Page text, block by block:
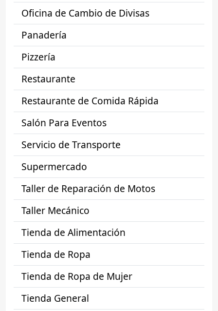
Oficina de Cambio de Divisas
Panadería
Pizzería
Restaurante
Restaurante de Comida Rápida
Salón Para Eventos
Servicio de Transporte
Supermercado
Taller de Reparación de Motos
Taller Mecánico
Tienda de Alimentación
Tienda de Ropa
Tienda de Ropa de Mujer
Tienda General